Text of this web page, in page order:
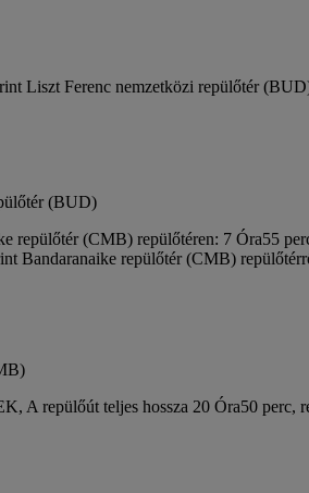
Liszt Ferenc nemzetközi repülőtér
(BUD)
repülőtér (CMB) repülőtéren: 7 Óra55
Bandaranaike repülőtér (CMB)
A repülőút teljes hossza 20 Óra50 perc,